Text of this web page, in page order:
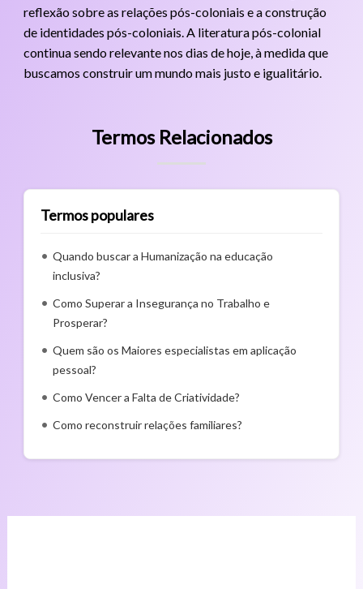
reflexão sobre as relações pós-coloniais e a construção
de identidades pós-coloniais. A literatura pós-colonial
continua sendo relevante nos dias de hoje, à medida que
buscamos construir um mundo mais justo e igualitário.
Termos Relacionados
Termos populares
Quando buscar a Humanização na educação
inclusiva?
Como Superar a Insegurança no Trabalho e
Prosperar?
Quem são os Maiores especialistas em aplicação
pessoal?
Como Vencer a Falta de Criatividade?
Como reconstruir relações familiares?